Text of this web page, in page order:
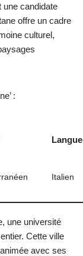
une candidate
offre un cadre
culturel,
:
Langue
Italien
une université
Cette ville
avec ses